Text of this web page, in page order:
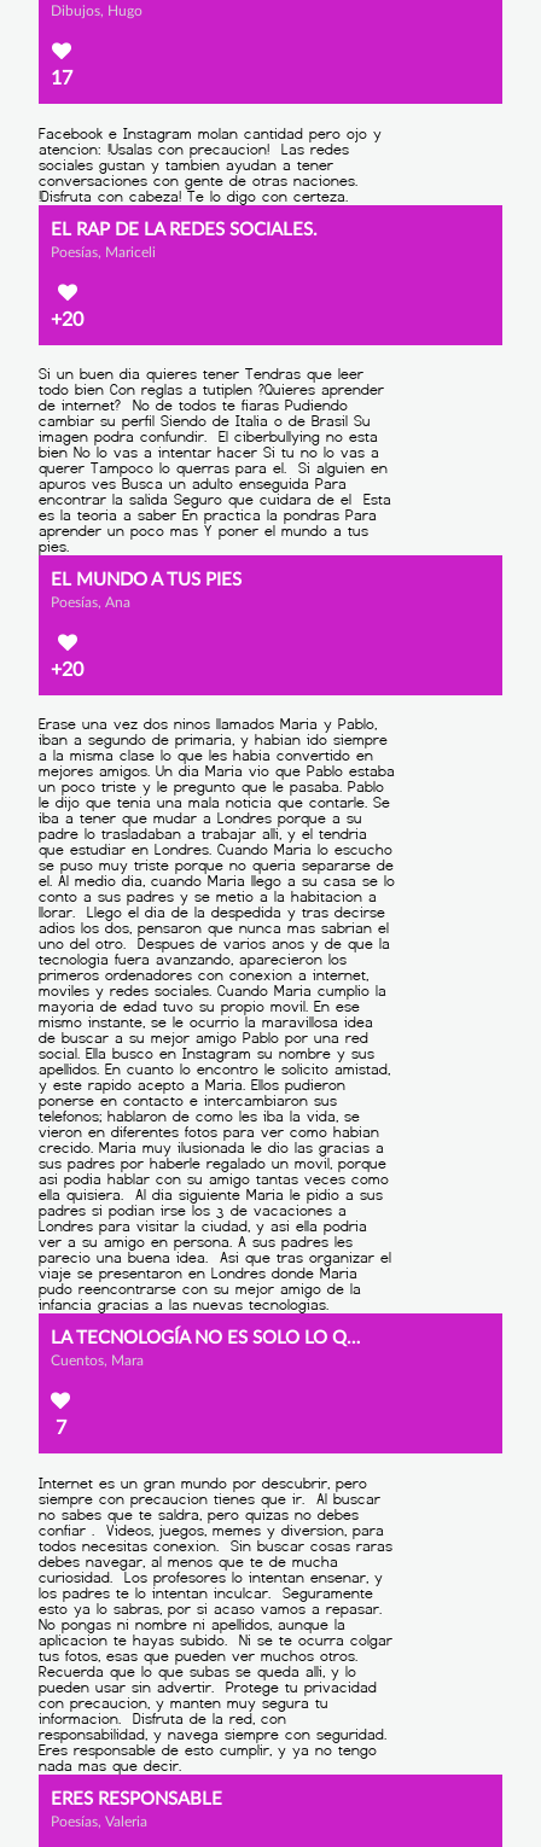
Dibujos, Hugo
17
EL RAP DE LA REDES SOCIALES.
Poesías, Mariceli
+20
EL MUNDO A TUS PIES
Poesías, Ana
+20
LA TECNOLOGÍA NO ES SOLO LO QUE APARENTA
Cuentos, Mara
7
ERES RESPONSABLE
Poesías, Valeria